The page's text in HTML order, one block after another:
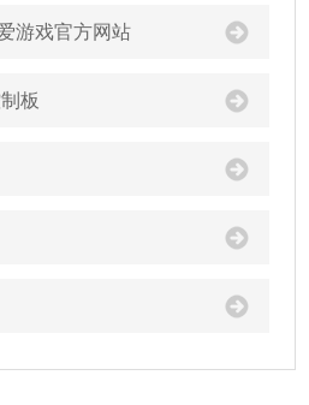
游戏官方网站
板